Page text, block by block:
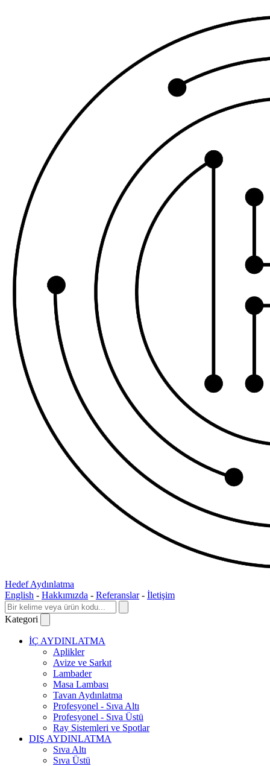
Hedef Aydınlatma
English - Hakkımızda - Referanslar - İletişim
Kategori
İÇ AYDINLATMA
Aplikler
Avize ve Sarkıt
Lambader
Masa Lambası
Tavan Aydınlatma
Profesyonel - Sıva Altı
Profesyonel - Sıva Üstü
Ray Sistemleri ve Spotlar
DIŞ AYDINLATMA
Sıva Altı
Sıva Üstü